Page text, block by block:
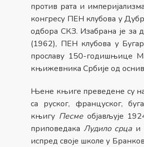
против рата и
конгресу ПЕН клубова у
одбора СКЗ. Изабрана је за
(1962), ПЕН клубова у
прославу 150-годишњице
књижевника Србије од
Њене књиге преведене су на
са руског, француског,
књигу Песмеобјављује
приповедака Лудило срца и
испред своје школе у